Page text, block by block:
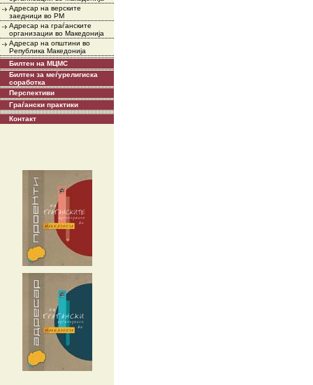
Адресар на верските
заедници во РМ
Адресар на граѓанските
организации во Македонија
Адресар на општини во
Република Македонија
Билтен на МЦМС
Билтен за меѓурелигиска
соработка
Перспективи
Граѓански практики
Контакт